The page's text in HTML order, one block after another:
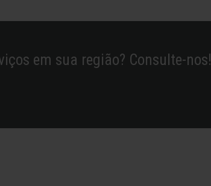
em sua região? Consulte-nos!